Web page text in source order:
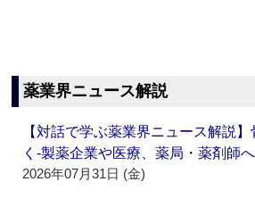
薬業界ニュース解説
【対話で学ぶ薬業界ニュース解説
く‐製薬企業や医療、薬局・薬剤師
2026年07月31日 (金)